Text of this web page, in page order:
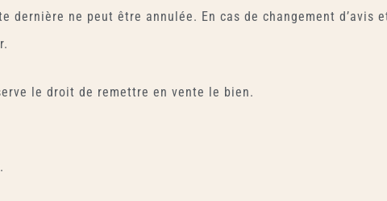
ne peut être annulée. En cas de changement d’avis
le droit de remettre en vente le bien.